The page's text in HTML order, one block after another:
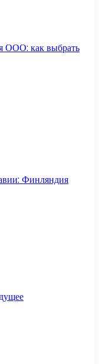
ООО: как выбрать
Финляндия